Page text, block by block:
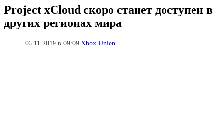
Project xCloud скоро станет доступен в
других регионах мира
06.11.2019 в 09:09Xbox Union